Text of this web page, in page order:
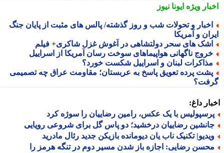
ویژهایونا نیوز
و تحولات شب و روز گذشته/ پالس های مثبت از پایان جنگ
و آمریکا
های سحر دولتشاهی در آغوش غزل شاکری+ فیلم
ناگهانی هواپیماهای سوخت رسان آمریکا از اسراییل
لبنان و اسراییل شکست خورد؟
پرده تعویق پاسخ به عربستان؛ مقاومت عراق چه تصمیمی
داغ:
با یک عکس، رامین رضاییان را سوژه کرد
رضاییان درخشید؛ دو پاس گل برای شروعی رویایی
تکنیک ناب یان دیومانده بازیکن جدید رئال مادرید
رضایی: اجازه باز شدن مسیر دوم در تنگه هرمز را